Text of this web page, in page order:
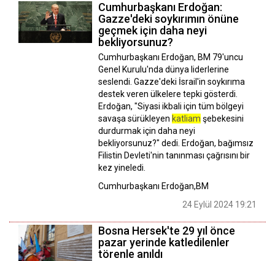
Cumhurbaşkanı Erdoğan:
Gazze'deki soykırımın önüne
geçmek için daha neyi
bekliyorsunuz?
Cumhurbaşkanı Erdoğan, BM 79'uncu
Genel Kurulu'nda dünya liderlerine
seslendi. Gazze'deki İsrail'in soykırıma
destek veren ülkelere tepki gösterdi.
Erdoğan, "Siyasi ikbali için tüm bölgeyi
savaşa sürükleyen katliam şebekesini
durdurmak için daha neyi
bekliyorsunuz?" dedi. Erdoğan, bağımsız
Filistin Devleti'nin tanınması çağrısını bir
kez yineledi.
Cumhurbaşkanı Erdoğan,BM
24 Eylül 2024 19:21
Bosna Hersek'te 29 yıl önce
pazar yerinde katledilenler
törenle anıldı